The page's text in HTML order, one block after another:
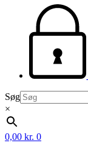
Søg
×
0,00 kr. 0